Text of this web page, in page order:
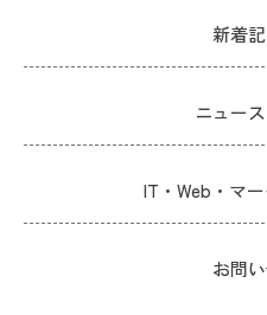
新着
ニュー
IT・Web・マ
お問